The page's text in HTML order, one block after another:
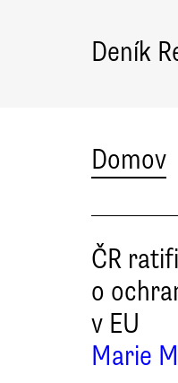
Deník
Domov
ČR
o
v EU
Marie